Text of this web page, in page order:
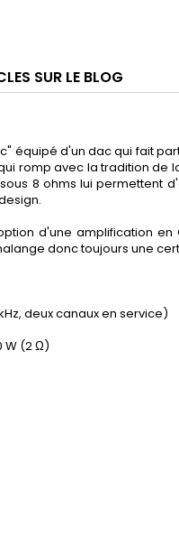
SUR LE BLOG
équipé d'un dac qui fait
romp avec la tradition de
8 ohms lui
d'une amplification
donc toujours une
deux canaux en service)
W (2 Ω)